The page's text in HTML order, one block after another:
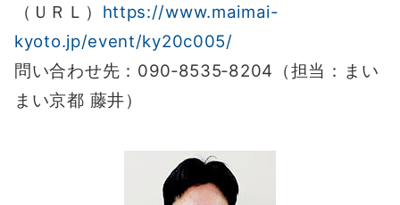
（ＵＲＬ） https://www.maimai-
kyoto.jp/event/ky20c005/
問い合わせ先：090‐8535‐8204（担当：まい
まい京都 藤井）